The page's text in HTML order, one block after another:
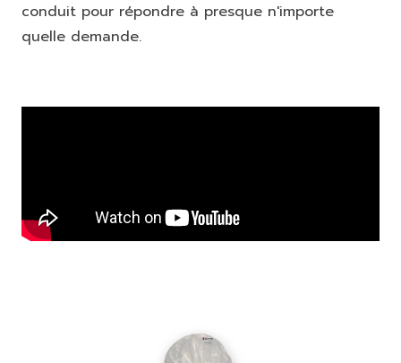
conduit pour répondre à presque n'importe
quelle demande.